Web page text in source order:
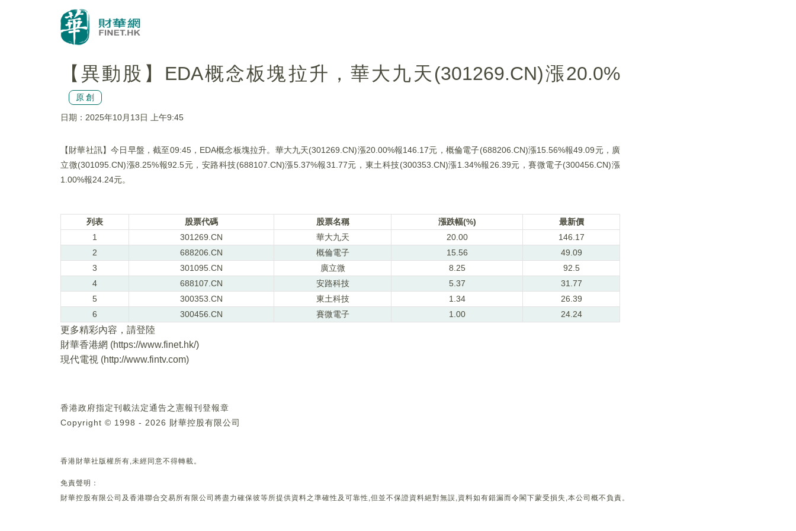
【異動股】EDA概念板塊拉升，華大九天(301269.CN)漲20.0%
原創
日期：2025年10月13日 上午9:45
【財華社訊】今日早盤，截至09:45，EDA概念板塊拉升。華大九天(301269.CN)漲20.00%報146.17元，概倫電子(688206.CN)漲15.56%報49.09元，廣
立微(301095.CN)漲8.25%報92.5元，安路科技(688107.CN)漲5.37%報31.77元，東土科技(300353.CN)漲1.34%報26.39元，賽微電子(300456.CN)漲
1.00%報24.24元。
列表 股票代碼 股票名稱 漲跌幅(%)
最新價
1
301269.CN 華大九天 20.00
146.17
2
688206.CN 概倫電子 15.56
49.09
3
301095.CN 廣立微 8.25
92.5
4
688107.CN 安路科技 5.37
31.77
5
300353.CN 東土科技 1.34
26.39
6
300456.CN 賽微電子 1.00 24.24
更多精彩內容，請登陸
財華香港網 (https://www.finet.hk/)
現代電視 (http://www.fintv.com)
香港政府指定刊載法定通告之憲報刊登報章
Copyright © 1998 - 2026 財華控股有限公司
香港財華社版權所有,未經同意不得轉載。
免責聲明：
財華控股有限公司及香港聯合交易所有限公司將盡力確保彼等所提供資料之準確性及可靠性,但並不保證資料絕對無誤,資料如有錯漏而令閣下蒙受損失,本公司概不負責。